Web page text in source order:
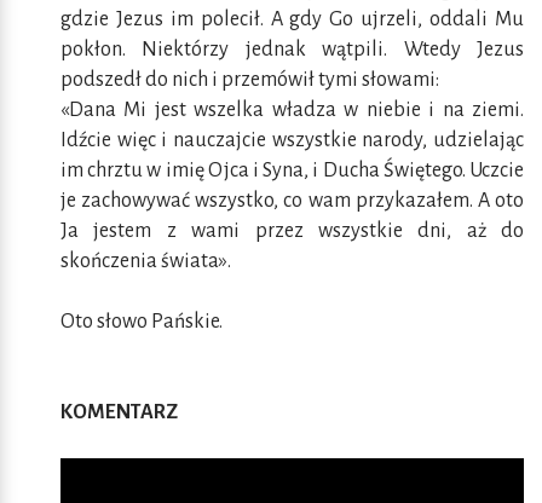
gdzie Jezus im polecił. A gdy Go ujrzeli, oddali Mu
pokłon. Niektórzy jednak wątpili. Wtedy Jezus
podszedł do nich i przemówił tymi słowami:
«Dana Mi jest wszelka władza w niebie i na ziemi.
Idźcie więc i nauczajcie wszystkie narody, udzielając
im chrztu w imię Ojca i Syna, i Ducha Świętego. Uczcie
je zachowywać wszystko, co wam przykazałem. A oto
Ja jestem z wami przez wszystkie dni, aż do
skończenia świata».
Oto słowo Pańskie.
KOMENTARZ